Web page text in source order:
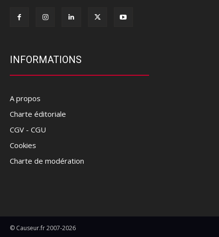
INFORMATIONS
A propos
Charte éditoriale
CGV - CGU
Cookies
Charte de modération
© Causeur.fr 2007-2026